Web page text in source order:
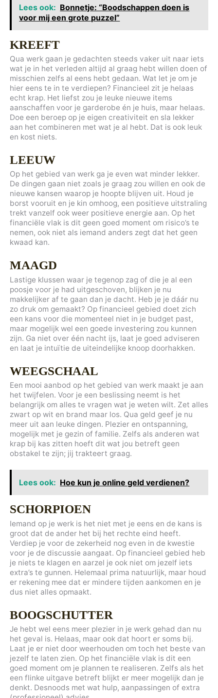
Lees ook: Bonnetje: “Boodschappen doen is
voor mij een grote puzzel”
KREEFT
Qua werk gaan je gedachten steeds vaker uit naar iets
wat je in het verleden altijd al graag hebt willen doen of
misschien zelfs al eens hebt gedaan. Wat let je om je
hier eens te in te verdiepen? Financieel zit je helaas
echt krap. Het liefst zou je leuke nieuwe items
aanschaffen voor je garderobe én je huis, maar helaas.
Doe een beroep op je eigen creativiteit en sla lekker
aan het combineren met wat je al hebt. Dat is ook leuk
en kost niets.
LEEUW
Op het gebied van werk ga je even wat minder lekker.
De dingen gaan niet zoals je graag zou willen en ook de
nieuwe kansen waarop je hoopte blijven uit. Houd je
borst vooruit en je kin omhoog, een positieve uitstraling
trekt vanzelf ook weer positieve energie aan. Op het
financiële vlak is dit geen goed moment om risico’s te
nemen, ook niet als iemand anders zegt dat het geen
kwaad kan.
MAAGD
Lastige klussen waar je tegenop zag of die je al een
poosje voor je had uitgeschoven, blijken je nu
makkelijker af te gaan dan je dacht. Heb je je dáár nu
zo druk om gemaakt? Op financieel gebied doet zich
een kans voor die momenteel niet in je budget past,
maar mogelijk wel een goede investering zou kunnen
zijn. Ga niet over één nacht ijs, laat je goed adviseren
en laat je intuïtie de uiteindelijke knoop doorhakken.
WEEGSCHAAL
Een mooi aanbod op het gebied van werk maakt je aan
het twijfelen. Voor je een beslissing neemt is het
belangrijk om alles te vragen wat je weten wilt. Zet alles
zwart op wit en brand maar los. Qua geld geef je nu
meer uit aan leuke dingen. Plezier en ontspanning,
mogelijk met je gezin of familie. Zelfs als anderen wat
krap bij kas zitten hoeft dit wat jou betreft geen
obstakel te zijn; jij trakteert graag.
Lees ook: Hoe kun je online geld verdienen?
SCHORPIOEN
Iemand op je werk is het niet met je eens en de kans is
groot dat de ander het bij het rechte eind heeft.
Verdiep je voor de zekerheid nog even in de kwestie
voor je de discussie aangaat. Op financieel gebied heb
je niets te klagen en aarzel je ook niet om jezelf iets
extra’s te gunnen. Helemaal prima natuurlijk, maar houd
er rekening mee dat er mindere tijden aankomen en je
dus niet alles opmaakt.
BOOGSCHUTTER
Je hebt wel eens meer plezier in je werk gehad dan nu
het geval is. Helaas, maar ook dat hoort er soms bij.
Laat je er niet door weerhouden om toch het beste van
jezelf te laten zien. Op het financiële vlak is dit een
goed moment om je plannen te realiseren. Zelfs als het
een flinke uitgave betreft blijkt er meer mogelijk dan je
denkt. Desnoods met wat hulp, aanpassingen of extra